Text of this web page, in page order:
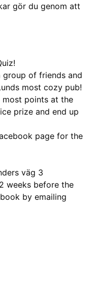
gör du genom att
group of friends and
most cozy pub!
most points at the
prize and end up
page for the
väg 3
weeks before the
by emailing